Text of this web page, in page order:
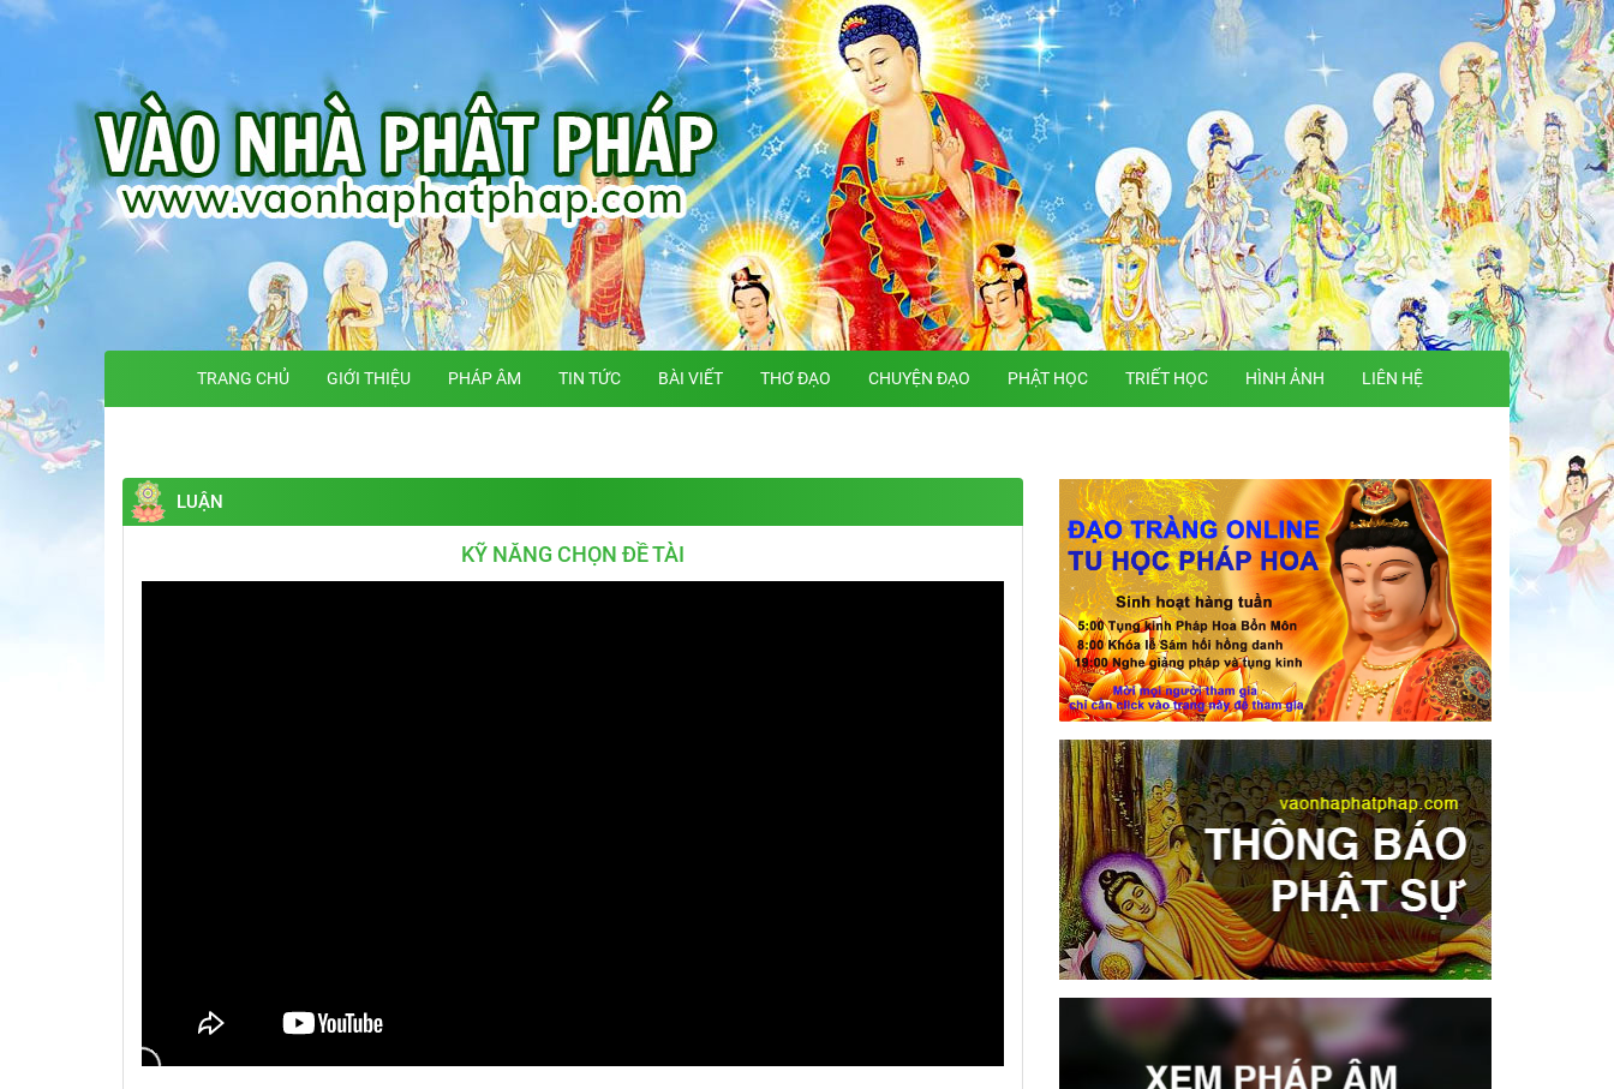
TRANG CHỦ GIỚI THIỆU PHÁP ÂM TIN TỨC BÀI VIẾT THƠ ĐẠO CHUYỆN ĐẠO PHẬT HỌC TRIẾT HỌC HÌNH ẢNH LIÊN HỆ
LUẬN
KỸ NĂNG CHỌN ĐỀ TÀI